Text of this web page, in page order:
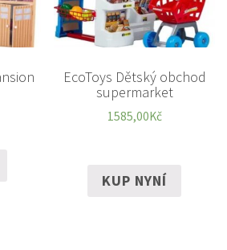
EcoToys Dětský obchod
supermarket
1585,00Kč
KUP NYNÍ